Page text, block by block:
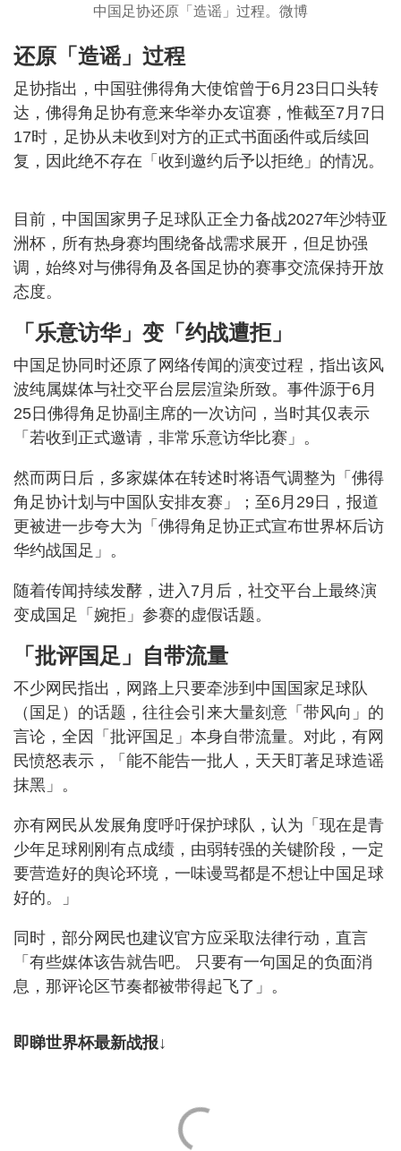
中国足协还原「造谣」过程。微博
还原「造谣」过程
足协指出，中国驻佛得角大使馆曾于6月23日口头转
达，佛得角足协有意来华举办友谊赛，惟截至7月7日
17时，足协从未收到对方的正式书面函件或后续回
复，因此绝不存在「收到邀约后予以拒绝」的情况。
目前，中国国家男子足球队正全力备战2027年沙特亚
洲杯，所有热身赛均围绕备战需求展开，但足协强
调，始终对与佛得角及各国足协的赛事交流保持开放
态度。
「乐意访华」变「约战遭拒」
中国足协同时还原了网络传闻的演变过程，指出该风
波纯属媒体与社交平台层层渲染所致。事件源于6月
25日佛得角足协副主席的一次访问，当时其仅表示
「若收到正式邀请，非常乐意访华比赛」。
然而两日后，多家媒体在转述时将语气调整为「佛得
角足协计划与中国队安排友赛」；至6月29日，报道
更被进一步夸大为「佛得角足协正式宣布世界杯后访
华约战国足」。
随着传闻持续发酵，进入7月后，社交平台上最终演
变成国足「婉拒」参赛的虚假话题。
「批评国足」自带流量
不少网民指出，网路上只要牵涉到中国国家足球队
（国足）的话题，往往会引来大量刻意「带风向」的
言论，全因「批评国足」本身自带流量。对此，有网
民愤怒表示，「能不能告一批人，天天盯著足球造谣
抹黑」。
亦有网民从发展角度呼吁保护球队，认为「现在是青
少年足球刚刚有点成绩，由弱转强的关键阶段，一定
要营造好的舆论环境，一味谩骂都是不想让中国足球
好的。」
同时，部分网民也建议官方应采取法律行动，直言
「有些媒体该告就告吧。 只要有一句国足的负面消
息，那评论区节奏都被带得起飞了」。
即睇世界杯最新战报↓